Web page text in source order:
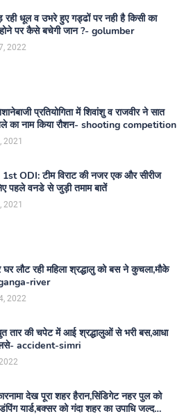
रही धूल व उभरे हुए गड्ढों पर नही है किसी का
होने पर कैसे बचेगी जान ?- golumber
2022
प्रतियोगिता में शिवांशु व राजवीर ने सात
का नाम किया रौशन- shooting competition
2021
ODI: टीम विराट की नजर एक और सीरीज
पहले वनडे से जुड़ी तमाम बातें
2021
लौट रही महिला श्रद्धालु को बस ने कुचला,मौके
river
2022
तार की चपेट में आई श्रद्धालुओं से भरी बस,आधा
accident-simri
देख पूरा शहर हैरान,सिंडिगेट नहर पुल को
यार्ड,बक्सर को गंदा शहर का उपाधि जल्द